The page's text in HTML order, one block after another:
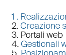
1 .
2. Creazione
3. Portali web
4. Gestionali